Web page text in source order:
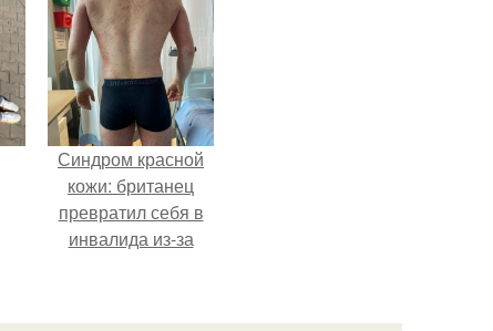
Синдром красной
кожи: британец
превратил себя в
инвалида из-за
мази.